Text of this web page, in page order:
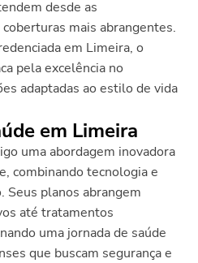
desde as
mais abrangentes.
em Limeira, o
pela excelência no
adaptadas ao estilo de vida
em Limeira
uma abordagem inovadora
combinando tecnologia e
Seus planos abrangem
até tratamentos
uma jornada de saúde
que buscam segurança e